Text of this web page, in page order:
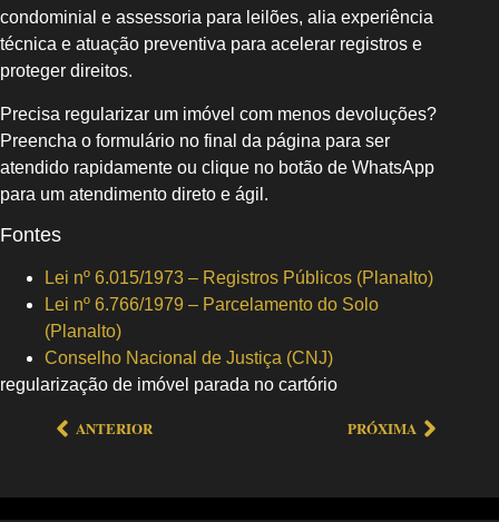
condominial e assessoria para leilões, alia experiência
técnica e atuação preventiva para acelerar registros e
proteger direitos.
Precisa regularizar um imóvel com menos devoluções?
Preencha o formulário no final da página para ser
atendido rapidamente ou clique no botão de WhatsApp
para um atendimento direto e ágil.
Fontes
Lei nº 6.015/1973 – Registros Públicos (Planalto)
Lei nº 6.766/1979 – Parcelamento do Solo
(Planalto)
Conselho Nacional de Justiça (CNJ)
regularização de imóvel parada no cartório
ANTERIOR PRÓXIMA